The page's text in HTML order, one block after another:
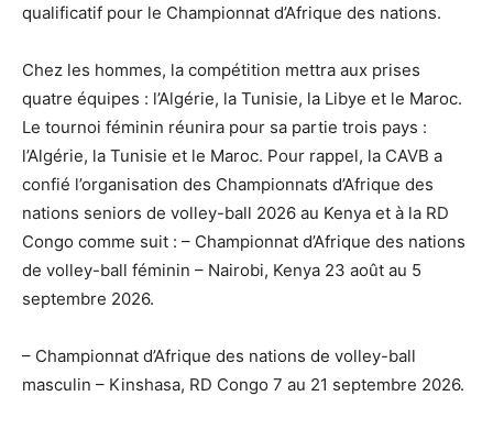
qualificatif pour le Championnat d’Afrique des nations.
Chez les hommes, la compétition mettra aux prises
quatre équipes : l’Algérie, la Tunisie, la Libye et le Maroc.
Le tournoi féminin réunira pour sa partie trois pays :
l’Algérie, la Tunisie et le Maroc. Pour rappel, la CAVB a
confié l’organisation des Championnats d’Afrique des
nations seniors de volley-ball 2026 au Kenya et à la RD
Congo comme suit : – Championnat d’Afrique des nations
de volley-ball féminin – Nairobi, Kenya 23 août au 5
septembre 2026.
– Championnat d’Afrique des nations de volley-ball
masculin – Kinshasa, RD Congo 7 au 21 septembre 2026.